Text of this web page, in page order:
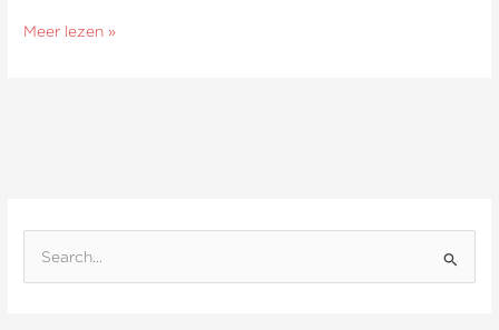
Meer lezen »